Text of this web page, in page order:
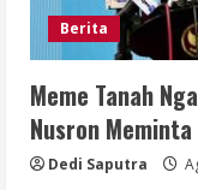
Berita
Meme Tanah
Nusron
Dedi Saputra